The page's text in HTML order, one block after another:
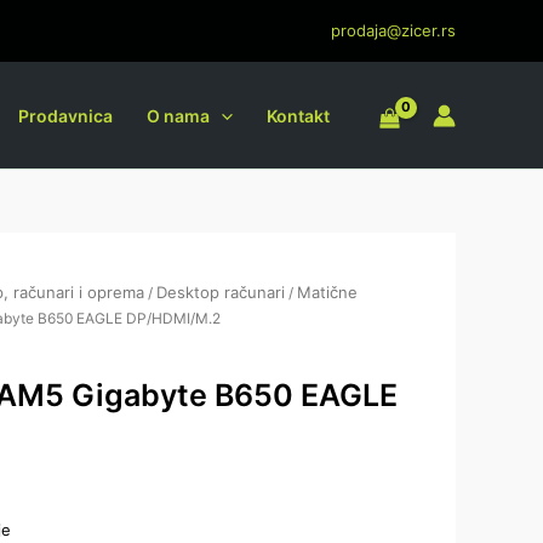
prodaja@zicer.rs
Prodavnica O nama Kontakt
računari i oprema/ Desktop računari / Matične
B650 EAGLE DP/HDMI/M.2
Gigabyte B650 EAGLE